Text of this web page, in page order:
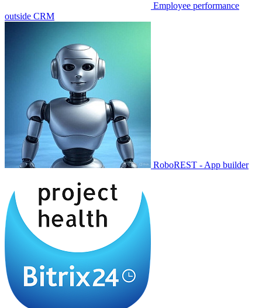
Employee performance
outside CRM
RoboREST - App builder